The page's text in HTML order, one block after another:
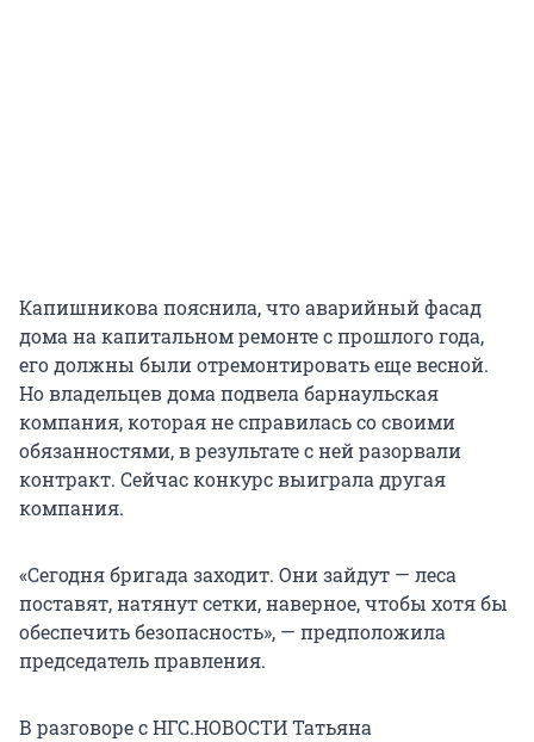
Капишникова пояснила, что аварийный фасад
дома на капитальном ремонте с прошлого года,
его должны были отремонтировать еще весной.
Но владельцев дома подвела барнаульская
компания, которая не справилась со своими
обязанностями, в результате с ней разорвали
контракт. Сейчас конкурс выиграла другая
компания.
«Сегодня бригада заходит. Они зайдут — леса
поставят, натянут сетки, наверное, чтобы хотя бы
обеспечить безопасность», — предположила
председатель правления.
В разговоре с НГС.НОВОСТИ Татьяна